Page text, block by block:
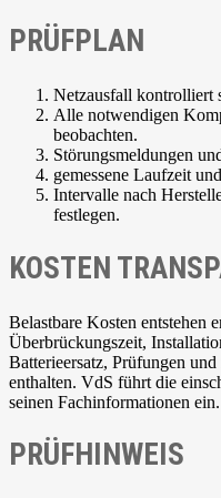
PRÜFPLAN
Netzausfall kontrolliert
Alle notwendigen
beobachten.
Störungsmeldungen
gemessene Laufzeit
Intervalle nach
festlegen.
KOSTEN
Belastbare Kosten entstehen
Überbrückungszeit,
Batterieersatz, Prüfungen
enthalten. VdS führt die
seinen Fachinformationen ein.
PRÜFHINWEIS